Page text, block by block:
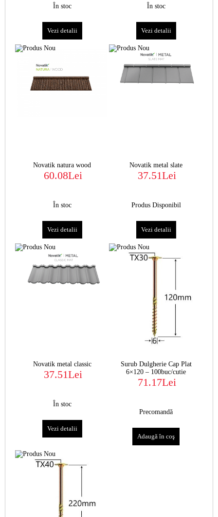
În stoc
Vezi detalii
În stoc
Vezi detalii
Novatik natura wood
60.08Lei
În stoc
Vezi detalii
Novatik metal slate
37.51Lei
Produs Disponibil
Vezi detalii
Novatik metal classic
37.51Lei
În stoc
Vezi detalii
Surub Dulgherie Cap Plat
6×120 – 100buc/cutie
71.17Lei
Precomandă